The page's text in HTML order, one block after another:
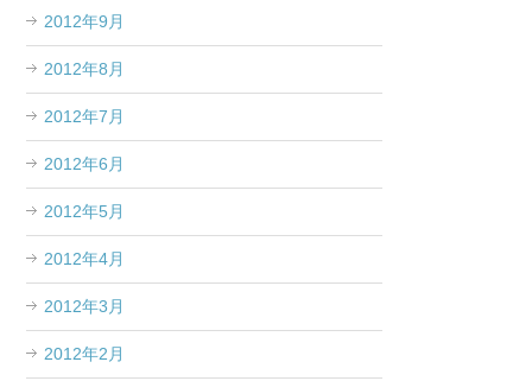
2012年9月
2012年8月
2012年7月
2012年6月
2012年5月
2012年4月
2012年3月
2012年2月